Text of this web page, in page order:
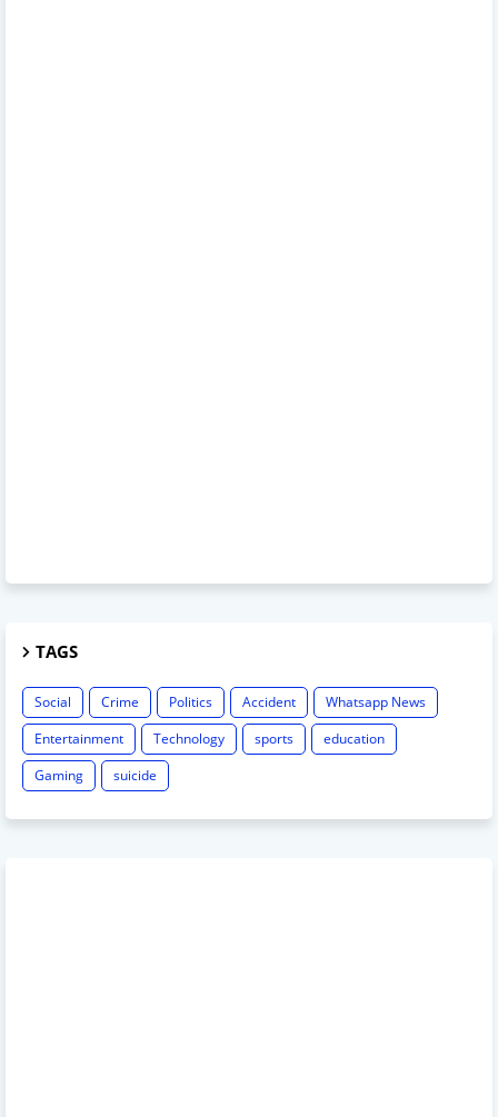
TAGS
Social Crime Politics Accident
Whatsapp News
Entertainment
Technology sports
education
Gaming
suicide